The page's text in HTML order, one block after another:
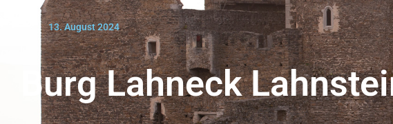
13. August 2024
Burg Lahneck